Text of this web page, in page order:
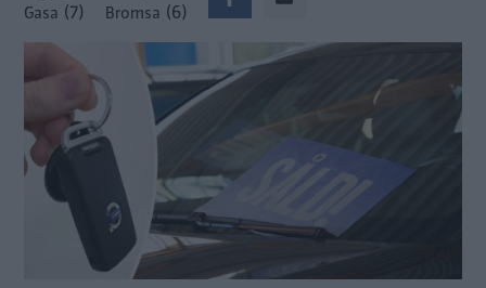
Gasa (7) Bromsa (6)